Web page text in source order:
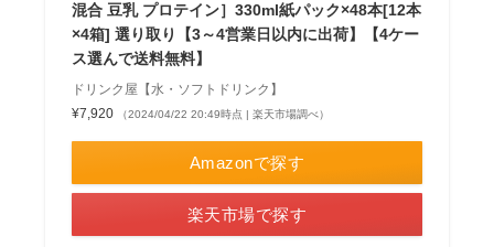
混合 豆乳 プロテイン］330ml紙パック×48本[12本
×4箱] 選り取り【3～4営業日以内に出荷】【4ケー
ス選んで送料無料】
ドリンク屋【水・ソフトドリンク】
¥7,920
（2024/04/22 20:49時点 | 楽天市場調べ）
Amazonで探す
楽天市場で探す